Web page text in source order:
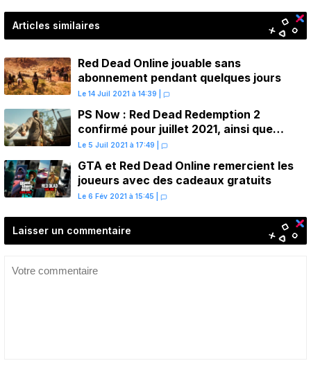
Articles similaires
Red Dead Online jouable sans
abonnement pendant quelques jours
Le 14 Juil 2021 à 14:39
PS Now : Red Dead Redemption 2
confirmé pour juillet 2021, ainsi que
d’autres jeux PS4
Le 5 Juil 2021 à 17:49
GTA et Red Dead Online remercient les
joueurs avec des cadeaux gratuits
Le 6 Fév 2021 à 15:45
Laisser un commentaire